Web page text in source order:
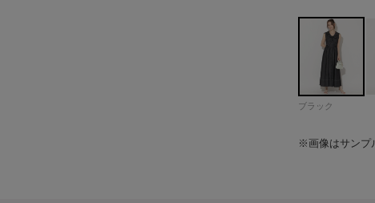
ブラック
※画像はサンプ